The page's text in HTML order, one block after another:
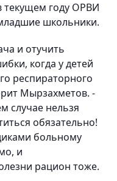
текущем году ОРВИ
школьники.
и отучить
когда у детей
респираторного
Мырзахметов. -
случае нельзя
обязательно!
больному
и
рацион тоже.